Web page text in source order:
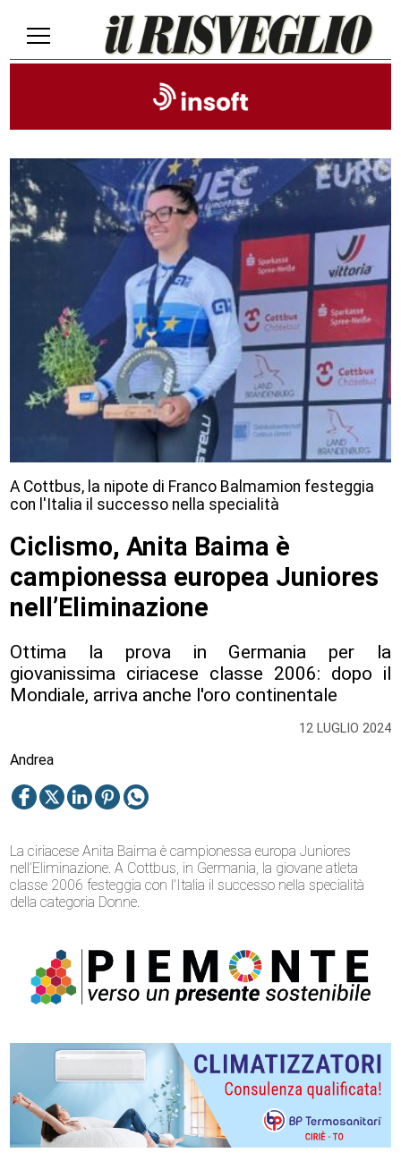
12 LUGLIO 2024
A Cottbus, la nipote di Franco Balmamion festeggia
con l'Italia il successo nella specialità
Ciclismo, Anita Baima è
campionessa europea Juniores
nell’Eliminazione
Ottima la prova in Germania per la
giovanissima ciriacese classe 2006: dopo il
Mondiale, arriva anche l'oro continentale
Andrea
La ciriacese Anita Baima è campionessa europa Juniores
nell’Eliminazione. A Cottbus, in Germania, la giovane atleta
classe 2006 festeggia con l’Italia il successo nella specialità
della categoria Donne.